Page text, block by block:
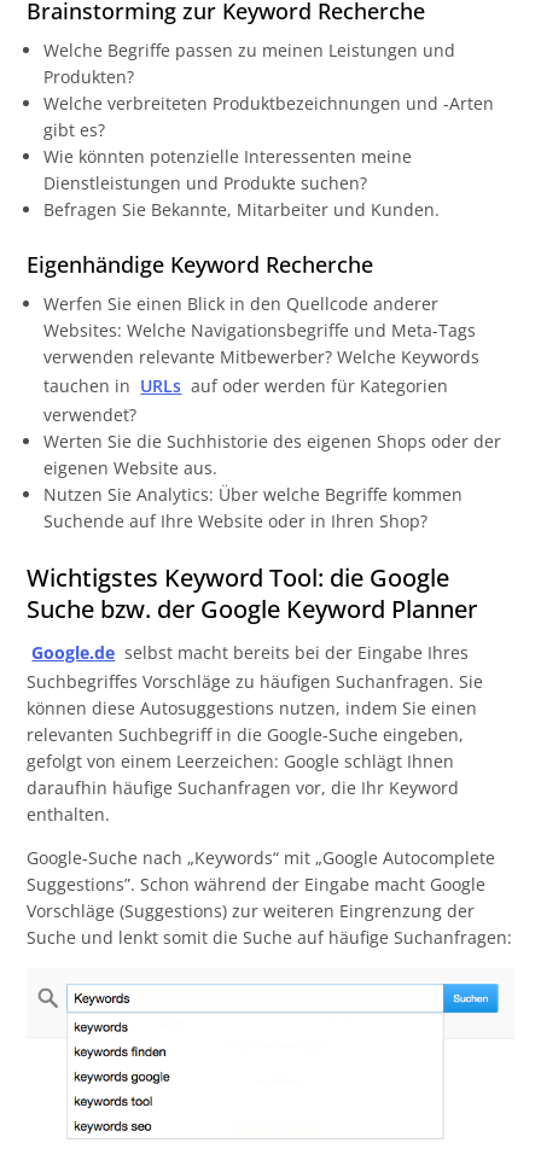
Brainstorming zur Keyword Recherche
Welche Begriffe passen zu meinen Leistungen und
Produkten?
Welche verbreiteten Produktbezeichnungen und -Arten
gibt es?
Wie könnten potenzielle Interessenten meine
Dienstleistungen und Produkte suchen?
Befragen Sie Bekannte, Mitarbeiter und Kunden.
Eigenhändige Keyword Recherche
Werfen Sie einen Blick in den Quellcode anderer
Websites: Welche Navigationsbegriffe und Meta-Tags
verwenden relevante Mitbewerber? Welche Keywords
tauchen in URLs auf oder werden für Kategorien
verwendet?
Werten Sie die Suchhistorie des eigenen Shops oder der
eigenen Website aus.
Nutzen Sie Analytics: Über welche Begriffe kommen
Suchende auf Ihre Website oder in Ihren Shop?
Wichtigstes Keyword Tool: die Google
Suche bzw. der Google Keyword Planner
Google.de selbst macht bereits bei der Eingabe Ihres
Suchbegriffes Vorschläge zu häufigen Suchanfragen. Sie
können diese Autosuggestions nutzen, indem Sie einen
relevanten Suchbegriff in die Google-Suche eingeben,
gefolgt von einem Leerzeichen: Google schlägt Ihnen
daraufhin häufige Suchanfragen vor, die Ihr Keyword
enthalten.
Google-Suche nach „Keywords“ mit „Google Autocomplete
Suggestions”. Schon während der Eingabe macht Google
Vorschläge (Suggestions) zur weiteren Eingrenzung der
Suche und lenkt somit die Suche auf häufige Suchanfragen: